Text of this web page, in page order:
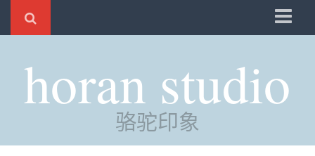
时光
评分
horan studio
骆驼印象